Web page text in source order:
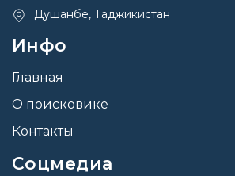
Душанбе, Таджикистан
Инфо
Главная
О поисковике
Контакты
Соцмедиа